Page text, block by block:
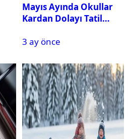
Mayıs Ayında Okullar
Kardan Dolayı Tatil
3 ay önce